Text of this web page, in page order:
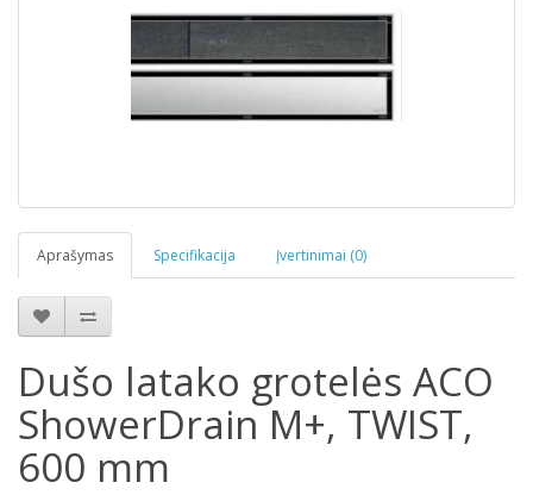
Aprašymas Specifikacija Įvertinimai (0)
Dušo latako grotelės ACO
ShowerDrain M+, TWIST,
600 mm